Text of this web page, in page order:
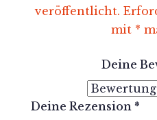
veröffentlicht.
mit *
Deine
Deine Rezension *